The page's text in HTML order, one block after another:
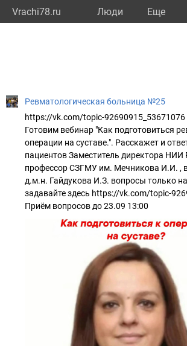
Vrachi78.ru Люди Eще
Ревматологическая больница №25
https://vk.com/topic-92690915_53671076
Готовим вебинар "Как подготовиться
операции на суставе.". Расскажет и
пациентов Заместитель директора НИИ
профессор СЗГМУ им. Мечникова И.И. ,
д.м.н. Гайдукова И.З. вопросы только на
задавайте здесь https://vk.com/topic-
Приём вопросов до 23.09 13:00